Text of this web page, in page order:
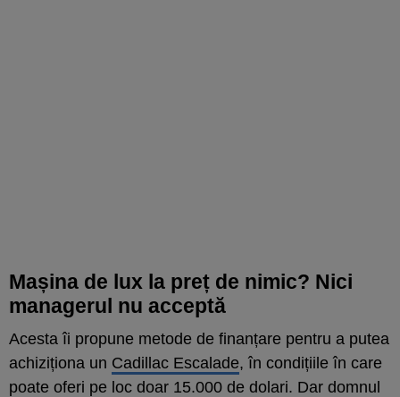
Mașina de lux la preț de nimic? Nici
managerul nu acceptă
Acesta îi propune metode de finanțare pentru a putea
achiziționa un Cadillac Escalade, în condițiile în care
poate oferi pe loc doar 15.000 de dolari. Dar domnul